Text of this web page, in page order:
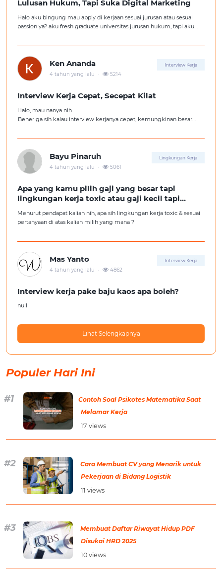
Lulusan Hukum, Tapi Suka Digital Marketing
Halo aku bingung mau apply di kerjaan sesuai jurusan atau sesuai
passion ya? aku fresh graduate universitas jurusan hukum, tapi aku
aku ambil kerjaan sesuai jurusan.
Ken Ananda Interview Kerja
4 tahun yang lalu 5214
Interview Kerja Cepat, Secepat Kilat
Halo, mau nanya nih
Bener ga sih kalau interview kerjanya cepet, kemungkinan besar
Tolong pencerahannya dong kakak-kakak semua, soalnya aku fresh
Bayu Pinaruh Lingkungan Kerja
4 tahun yang lalu 5061
Apa yang kamu pilih gaji yang besar tapi
lingkungan kerja toxic atau gaji kecil tapi
Menurut pendapat kalian nih, apa sih lingkungan kerja toxic & sesuai
pertanyaan di atas kalian milih yang mana ?
Mas Yanto Interview Kerja
4 tahun yang lalu 4862
Interview kerja pake baju kaos apa boleh?
null
Lihat Selengkapnya
Populer Hari Ini
Contoh Soal Psikotes Matematika Saat
Melamar Kerja
17 views
Cara Membuat CV yang Menarik untuk
Pekerjaan di Bidang Logistik
11 views
Membuat Daftar Riwayat Hidup PDF
Disukai HRD 2025
10 views